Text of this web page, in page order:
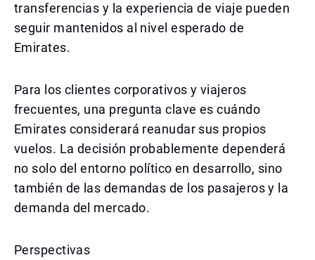
transferencias y la experiencia de viaje pueden
seguir mantenidos al nivel esperado de
Emirates.
Para los clientes corporativos y viajeros
frecuentes, una pregunta clave es cuándo
Emirates considerará reanudar sus propios
vuelos. La decisión probablemente dependerá
no solo del entorno político en desarrollo, sino
también de las demandas de los pasajeros y la
demanda del mercado.
Perspectivas